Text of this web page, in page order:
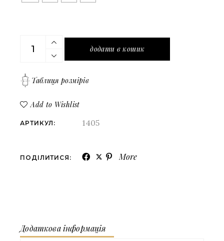
Чорний сарафан на тонких бретелях з
додати в кошик
Таблиця розмірів
Add to Wishlist
АРТИКУЛ: 1405
ПОДІЛИТИСЯ: More
Додаткова інформація